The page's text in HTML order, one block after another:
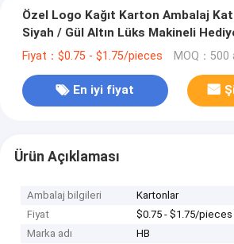
Özel Logo Kağıt Karton Ambalaj
Siyah / Gül Altın Lüks Makineli
Kapalı
Fiyat：$0.75 - $1.75/pieces MOQ：500
En iyi fiyat
Ürün Açıklaması
Ambalaj bilgileri
Kartonlar
Fiyat
$0.75 - $1.75/pieces
Marka adı
HB